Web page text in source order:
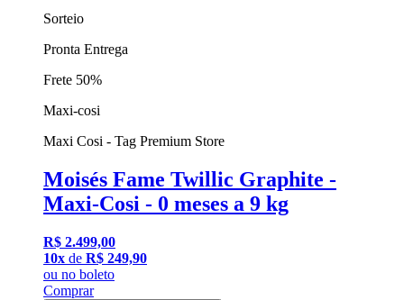
Sorteio
Pronta Entrega
Frete 50%
Maxi-cosi
Maxi Cosi - Tag Premium Store
Moisés Fame Twillic Graphite -
Maxi-Cosi - 0 meses a 9 kg
R$ 2.499,00
10x de R$ 249,90
ou no boleto
Comprar